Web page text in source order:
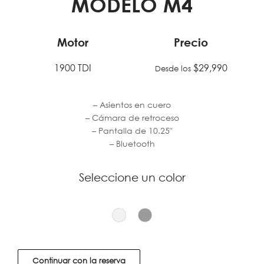
Motor
1900 TDI
Precio
Desde los$29,990
– Asientos en cuero
– Cámara de retroceso
– Pantalla de 10.25″
– Bluetooth
Seleccione un color
Continuar con la reserva